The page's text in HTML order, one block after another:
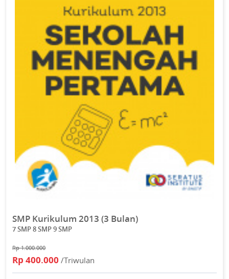
SMP Kurikulum 2013 (3 Bulan)
7 SMP 8 SMP 9 SMP
Rp 1.000.000
Rp 400.000/Triwulan